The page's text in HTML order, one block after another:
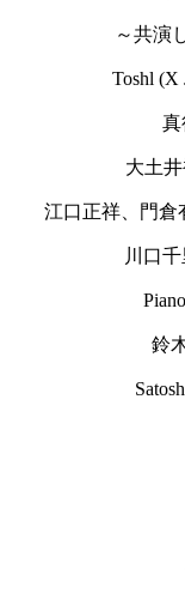
～共演
Toshl (X
真
大土
江口正祥、門倉
川口
鈴
２、レ
３、
４、社会的